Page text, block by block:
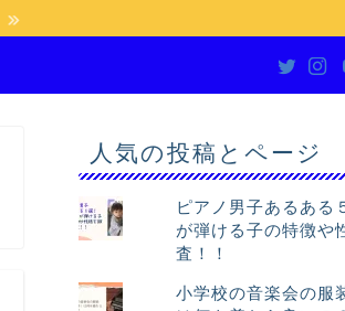
人気の投稿とページ
ピアノ男子あるある
が弾ける子の特徴や
査！！
小学校の音楽会の服